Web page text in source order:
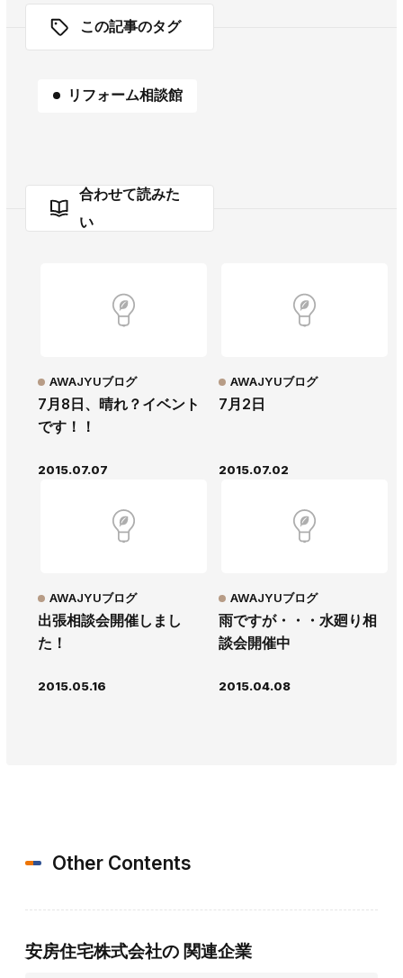
この記事のタグ
リフォーム相談館
合わせて読みた
い
7月8日、晴れ？イベント
です！！
AWAJYUブログ
2015.07.07
7月2日
AWAJYUブログ
2015.07.02
出張相談会開催しまし
た！
AWAJYUブログ
2015.05.16
雨ですが・・・水廻り相
談会開催中
AWAJYUブログ
2015.04.08
Other Contents
安房住宅株式会社の 関連企業